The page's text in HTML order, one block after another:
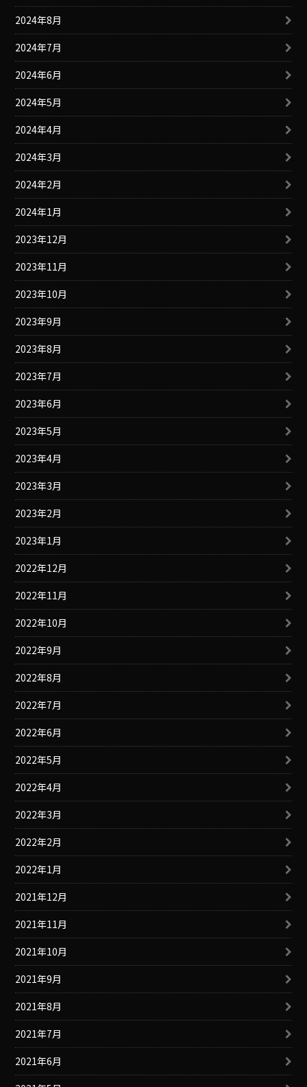
2024年8月
2024年7月
2024年6月
2024年5月
2024年4月
2024年3月
2024年2月
2024年1月
2023年12月
2023年11月
2023年10月
2023年9月
2023年8月
2023年7月
2023年6月
2023年5月
2023年4月
2023年3月
2023年2月
2023年1月
2022年12月
2022年11月
2022年10月
2022年9月
2022年8月
2022年7月
2022年6月
2022年5月
2022年4月
2022年3月
2022年2月
2022年1月
2021年12月
2021年11月
2021年10月
2021年9月
2021年8月
2021年7月
2021年6月